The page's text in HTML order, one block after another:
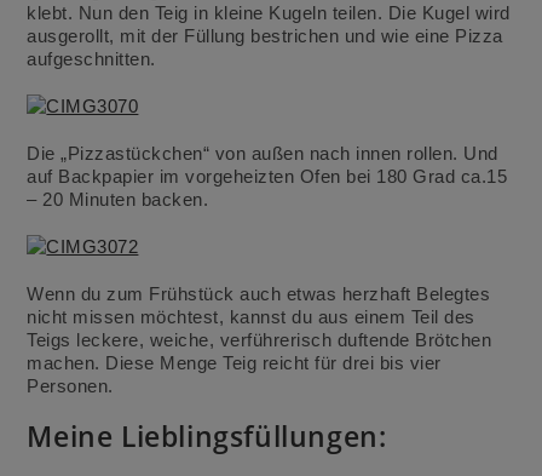
klebt. Nun den Teig in kleine Kugeln teilen. Die Kugel wird
ausgerollt, mit der Füllung bestrichen und wie eine Pizza
aufgeschnitten.
Die „Pizzastückchen“ von außen nach innen rollen. Und
auf Backpapier im vorgeheizten Ofen bei 180 Grad ca.15
– 20 Minuten backen.
Wenn du zum Frühstück auch etwas herzhaft Belegtes
nicht missen möchtest, kannst du aus einem Teil des
Teigs leckere, weiche, verführerisch duftende Brötchen
machen. Diese Menge Teig reicht für drei bis vier
Personen.
Meine Lieblingsfüllungen: